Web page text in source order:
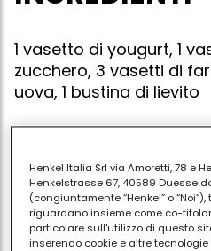
1 vasetto di yougurt, 1
zucchero, 3 vasetti di
uova, 1 bustina di lievito
Mescolare in una ciotola gli
mettendo il lievito per
per dolci. versare l'impasto.
caldo, per 3/4 d'ora a 180 °
Henkel Italia Srl via Amoretti, 78 e
Henkelstrasse 67, 40589
(congiuntamente “Henkel” o
riguardano insieme come co-
particolare sull'utilizzo di questo
inserendo cookie e altre